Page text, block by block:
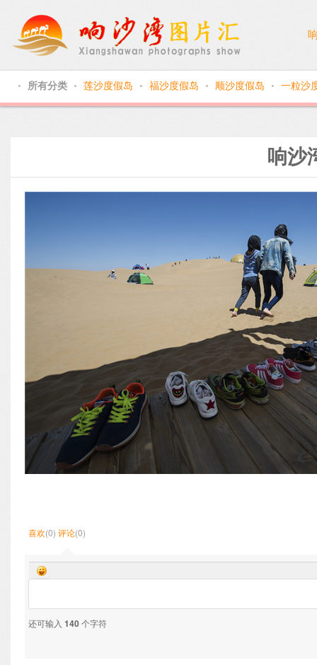
● 所有分类 ● 莲沙度假岛 ● 福沙度假岛 ● 顺沙度假岛 ● 一粒沙
响沙
喜欢(0) 评论(0)
还可输入 140个字符